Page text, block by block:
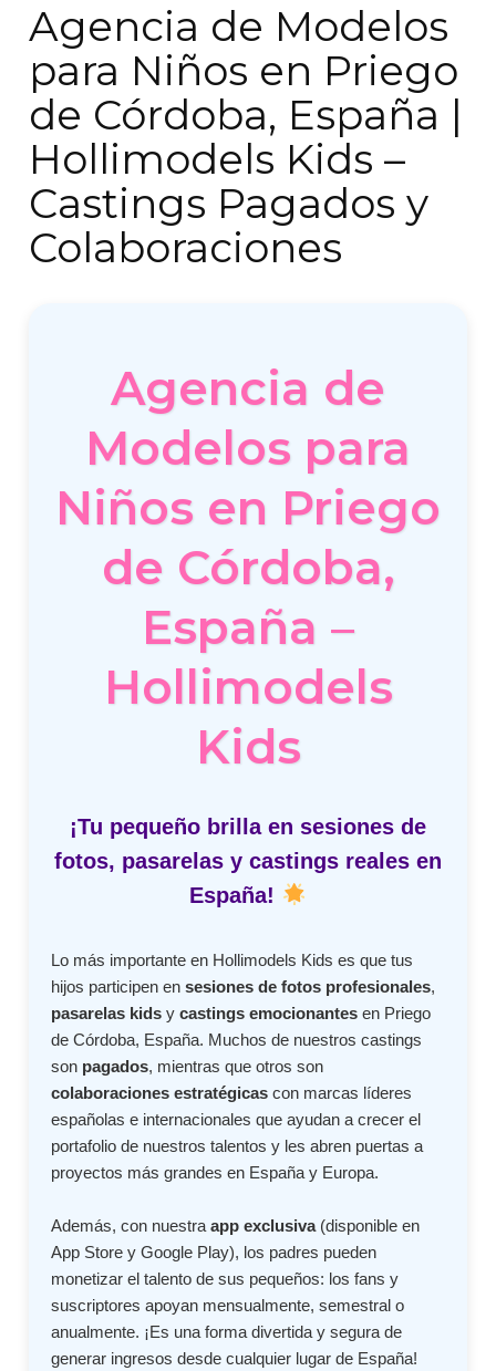
Agencia de Modelos
para Niños en Priego
de Córdoba, España |
Hollimodels Kids –
Castings Pagados y
Colaboraciones
Agencia de
Modelos para
Niños en Priego
de Córdoba,
España –
Hollimodels
Kids
¡Tu pequeño brilla en sesiones de
fotos, pasarelas y castings reales en
España!
Lo más importante en Hollimodels Kids es que tus
hijos participen ensesiones de fotos profesionales,
pasarelas kids ycastings emocionantes en Priego
de Córdoba, España. Muchos de nuestros castings
son pagados, mientras que otros son
colaboraciones estratégicas con marcas líderes
españolas e internacionales que ayudan a crecer el
portafolio de nuestros talentos y les abren puertas a
proyectos más grandes en España y Europa.
Además, con nuestraapp exclusiva(disponible en
App Store y Google Play), los padres pueden
monetizar el talento de sus pequeños: los fans y
suscriptores apoyan mensualmente, semestral o
anualmente. ¡Es una forma divertida y segura de
generar ingresos desde cualquier lugar de España!